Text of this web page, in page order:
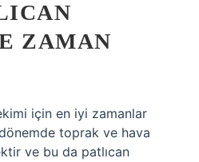
ZAMAN
için en iyi zamanlar
toprak ve hava
ve bu da patlıcan